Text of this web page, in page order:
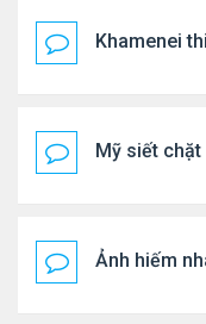
Khamenei
Mỹ siết chặt
Ảnh hiếm